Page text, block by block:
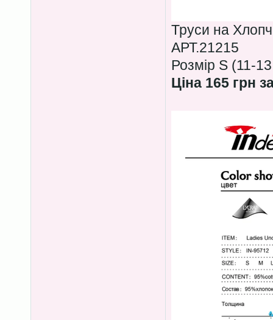
Труси на
АРТ.21215
Розмір S (11-13
Ціна 165 грн